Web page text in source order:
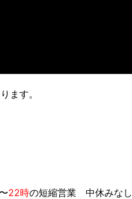
ます。
22時の短縮営業 中休みなし